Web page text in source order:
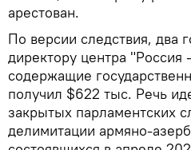
арестован.
По версии следствия, два
директору центра "Россия
содержащие
получил $622 тыс. Речь
закрытых парламентских
делимитации армяно-